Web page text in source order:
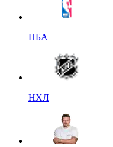
НБА
НХЛ